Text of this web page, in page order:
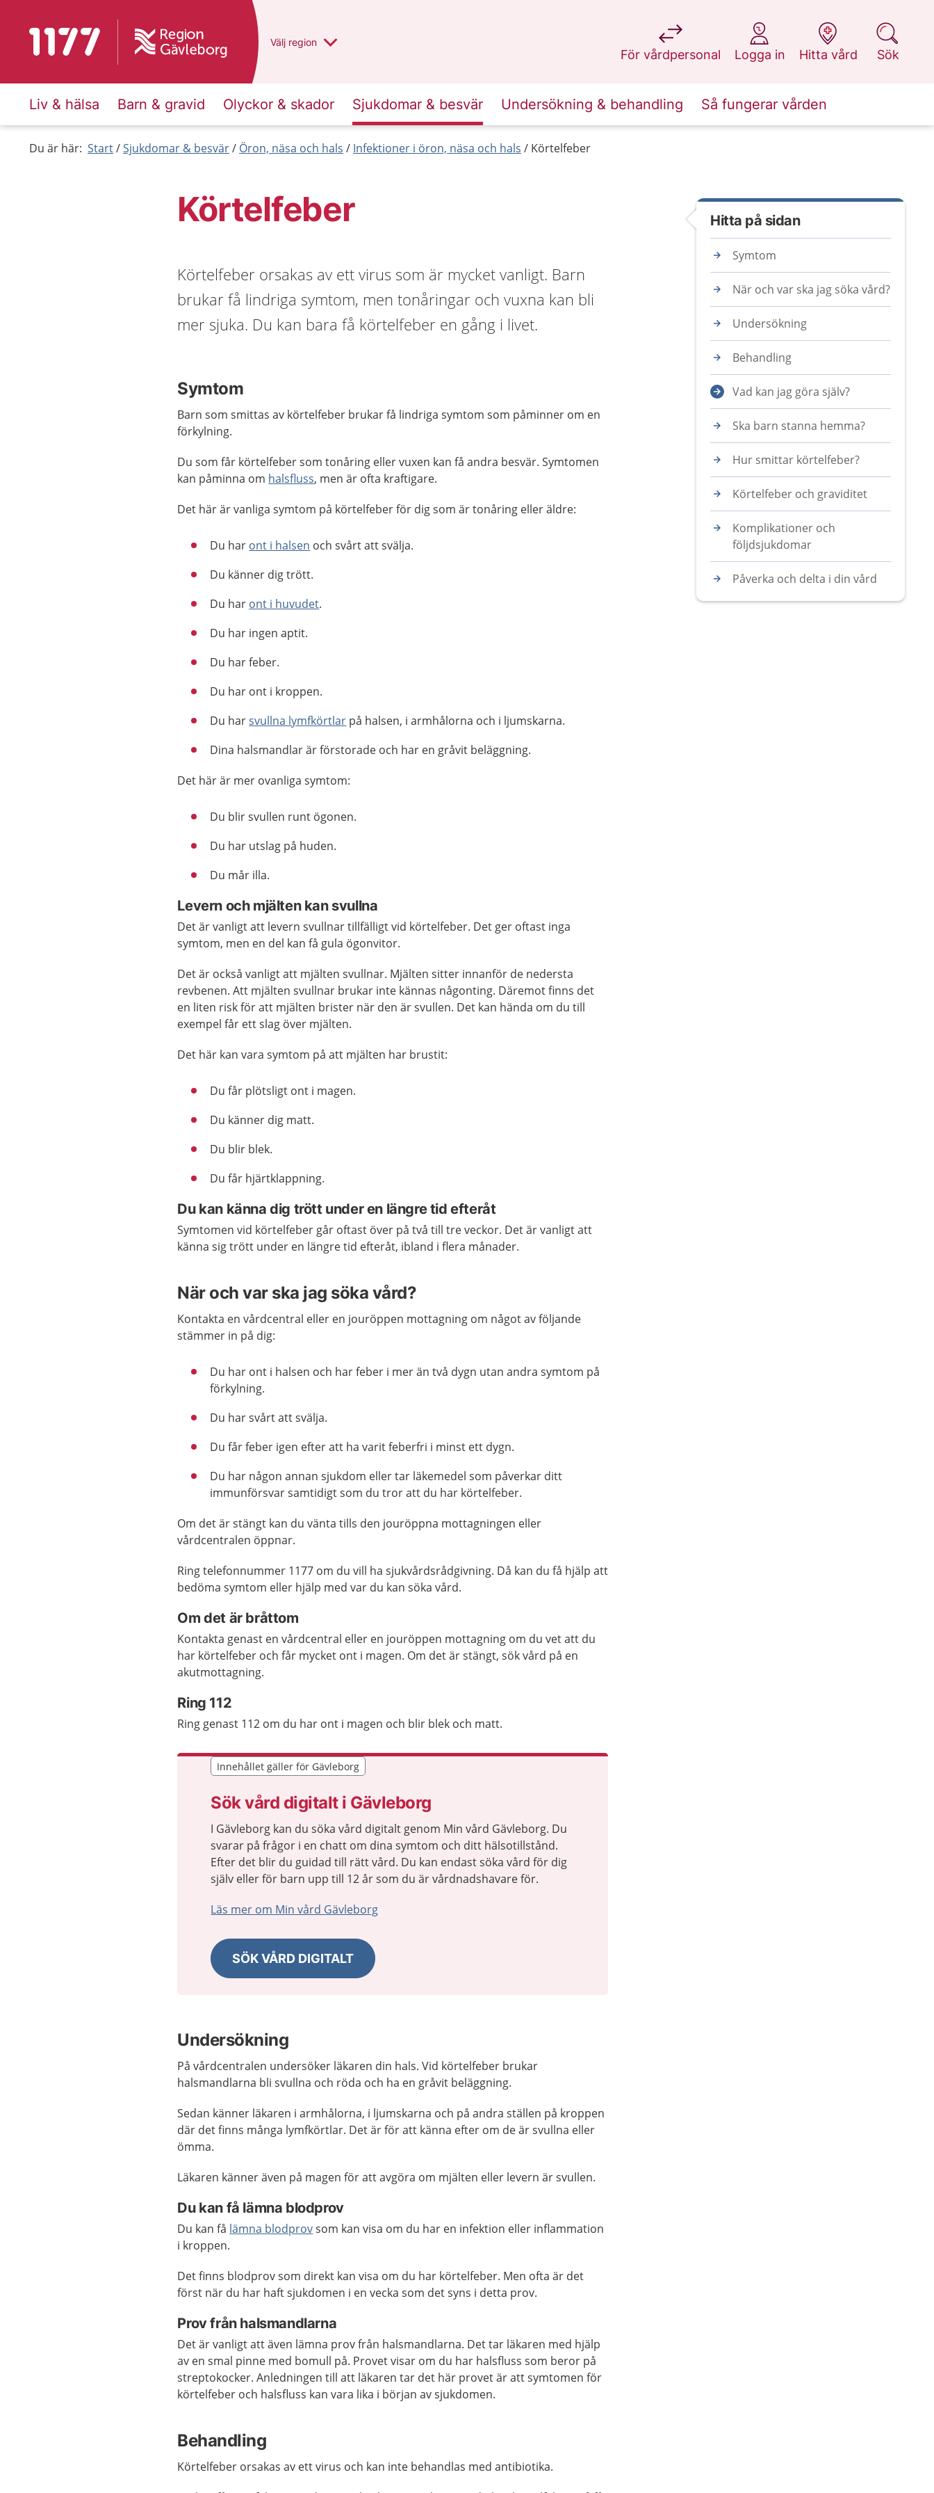
Till startsidan för 1177 Du har valt region
Välj en annan
region
För vårdpersonal
på 1177.se
Logga in
på 1177.se
Hitta vård
på 1177.se
Sök
på 1177.se
Liv & hälsa Barn & gravid Olyckor & skador Sjukdomar & besvär Undersökning & behandling Så fungerar vården
Du är här: Start Sjukdomar & besvär Öron, näsa och hals Infektioner i öron, näsa och hals Körtelfeber
Körtelfeber
Körtelfeber orsakas av ett virus som är mycket vanligt. Barn
brukar få lindriga symtom, men tonåringar och vuxna kan bli
mer sjuka. Du kan bara få körtelfeber en gång i livet.
Symtom
Barn som smittas av körtelfeber brukar få lindriga symtom som påminner om en
förkylning.
Du som får körtelfeber som tonåring eller vuxen kan få andra besvär. Symtomen
kan påminna om halsfluss, men är ofta kraftigare.
Det här är vanliga symtom på körtelfeber för dig som är tonåring eller äldre:
Du har ont i halsen och svårt att svälja.
Du känner dig trött.
Du har ont i huvudet.
Du har ingen aptit.
Du har feber.
Du har ont i kroppen.
Du harsvullna lymfkörtlar på halsen, i armhålorna och i ljumskarna.
Dina halsmandlar är förstorade och har en gråvit beläggning.
Det här är mer ovanliga symtom:
Du blir svullen runt ögonen.
Du har utslag på huden.
Du mår illa.
Levern och mjälten kan svullna
Det är vanligt att levern svullnar tillfälligt vid körtelfeber. Det ger oftast inga
symtom, men en del kan få gula ögonvitor.
Det är också vanligt att mjälten svullnar. Mjälten sitter innanför de nedersta
revbenen. Att mjälten svullnar brukar inte kännas någonting. Däremot finns det
en liten risk för att mjälten brister när den är svullen. Det kan hända om du till
exempel får ett slag över mjälten.
Det här kan vara symtom på att mjälten har brustit:
Du får plötsligt ont i magen.
Du känner dig matt.
Du blir blek.
Du får hjärtklappning.
Du kan känna dig trött under en längre tid efteråt
Symtomen vid körtelfeber går oftast över på två till tre veckor. Det är vanligt att
känna sig trött under en längre tid efteråt, ibland i flera månader.
När och var ska jag söka vård?
Kontakta en vårdcentral eller en jouröppen mottagning om något av följande
stämmer in på dig:
Du har ont i halsen och har feber i mer än två dygn utan andra symtom på
förkylning.
Du har svårt att svälja.
Du får feber igen efter att ha varit feberfri i minst ett dygn.
Du har någon annan sjukdom eller tar läkemedel som påverkar ditt
immunförsvar samtidigt som du tror att du har körtelfeber.
Om det är stängt kan du vänta tills den jouröppna mottagningen eller
vårdcentralen öppnar.
Ring telefonnummer 1177 om du vill ha sjukvårdsrådgivning. Då kan du få hjälp att
bedöma symtom eller hjälp med var du kan söka vård.
Om det är bråttom
Kontakta genast en vårdcentral eller en jouröppen mottagning om du vet att du
har körtelfeber och får mycket ont i magen. Om det är stängt, sök vård på en
akutmottagning.
Ring 112
Ring genast 112 om du har ont i magen och blir blek och matt.
Innehållet gäller för Gävleborg
Innehållet gäller för Gävleborg
Sök vård digitalt i Gävleborg
I Gävleborg kan du söka vård digitalt genom Min vård Gävleborg. Du
svarar på frågor i en chatt om dina symtom och ditt hälsotillstånd.
Efter det blir du guidad till rätt vård. Du kan endast söka vård för dig
själv eller för barn upp till 12 år som du är vårdnadshavare för.
Läs mer om Min vård Gävleborg
SÖK VÅRD DIGITALT
Undersökning
På vårdcentralen undersöker läkaren din hals. Vid körtelfeber brukar
halsmandlarna bli svullna och röda och ha en gråvit beläggning.
Sedan känner läkaren i armhålorna, i ljumskarna och på andra ställen på kroppen
där det finns många lymfkörtlar. Det är för att känna efter om de är svullna eller
ömma.
Läkaren känner även på magen för att avgöra om mjälten eller levern är svullen.
Du kan få lämna blodprov
Du kan få lämna blodprovsom kan visa om du har en infektion eller inflammation
i kroppen.
Det finns blodprov som direkt kan visa om du har körtelfeber. Men ofta är det
först när du har haft sjukdomen i en vecka som det syns i detta prov.
Prov från halsmandlarna
Det är vanligt att även lämna prov från halsmandlarna. Det tar läkaren med hjälp
av en smal pinne med bomull på. Provet visar om du har halsfluss som beror på
streptokocker. Anledningen till att läkaren tar det här provet är att symtomen för
körtelfeber och halsfluss kan vara lika i början av sjukdomen.
Behandling
Körtelfeber orsakas av ett virus och kan inte behandlas med antibiotika.
Hitta på sidan
Symtom
När och var ska jag söka vård?
Undersökning
Behandling
Vad kan jag göra själv?
Ska barn stanna hemma?
Hur smittar körtelfeber?
Körtelfeber och graviditet
Komplikationer och
följdsjukdomar
Påverka och delta i din vård